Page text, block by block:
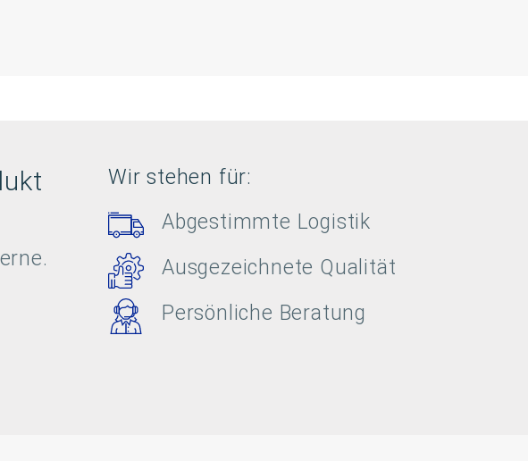
Wir stehen für:
Abgestimmte Logistik
Ausgezeichnete Qualität
Persönliche Beratung